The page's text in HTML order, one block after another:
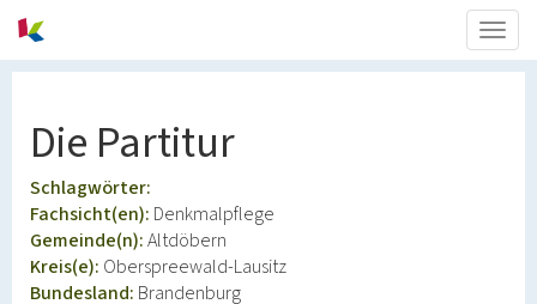
Die Partitur
Schlagwörter:
Fachsicht(en): Denkmalpflege
Gemeinde(n):Altdöbern
Kreis(e): Oberspreewald-Lausitz
Bundesland: Brandenburg